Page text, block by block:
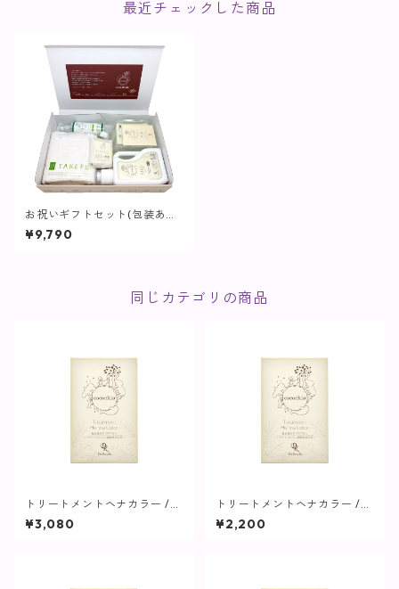
最近チェックした商品
お祝いギフトセット(包装あり)
【cocochia】
¥9,790
同じカテゴリの商品
トリートメントヘナカラー /
ナチュラルブラウン【cocochi
a】
¥3,080
トリートメントヘナカラー /
オレンジブラウン【cocochi
a】
¥2,200